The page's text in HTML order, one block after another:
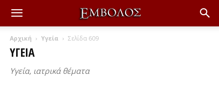
Αρχική Υγεία Σελίδα 609
ΥΓΕΊΑ
Υγεία, ιατρικά θέματα